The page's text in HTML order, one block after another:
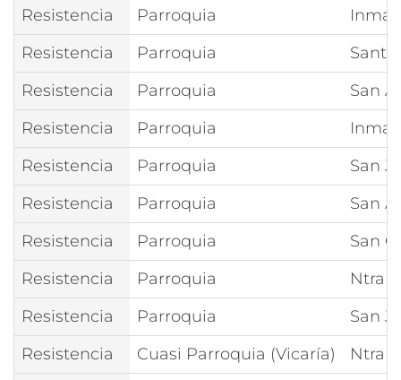
Resistencia Parroquia
Resistencia
Parroquia
Resistencia
Parroquia
San
Resistencia
Parroquia
Resistencia
Parroquia
San
Resistencia
Parroquia
San
Resistencia
Parroquia
San
Resistencia
Parroquia
Ntra
Resistencia
Parroquia
San
Resistencia
Cuasi Parroquia (Vicaría)
Ntra